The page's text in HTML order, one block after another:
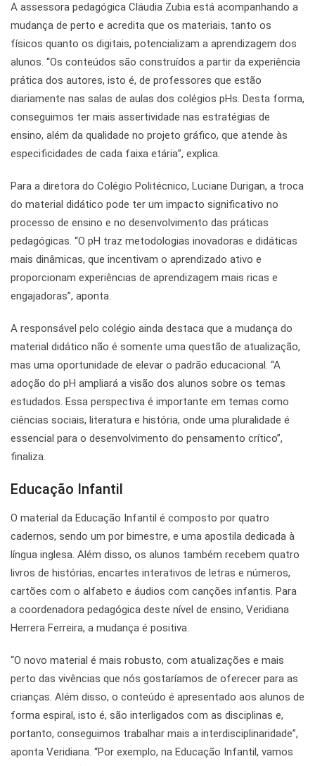
A assessora pedagógica Cláudia Zubia está acompanhando a
mudança de perto e acredita que os materiais, tanto os
físicos quanto os digitais, potencializam a aprendizagem dos
alunos. “Os conteúdos são construídos a partir da experiência
prática dos autores, isto é, de professores que estão
diariamente nas salas de aulas dos colégios pHs. Desta forma,
conseguimos ter mais assertividade nas estratégias de
ensino, além da qualidade no projeto gráfico, que atende às
especificidades de cada faixa etária”, explica.
Para a diretora do Colégio Politécnico, Luciane Durigan, a troca
do material didático pode ter um impacto significativo no
processo de ensino e no desenvolvimento das práticas
pedagógicas. “O pH traz metodologias inovadoras e didáticas
mais dinâmicas, que incentivam o aprendizado ativo e
proporcionam experiências de aprendizagem mais ricas e
engajadoras”, aponta.
A responsável pelo colégio ainda destaca que a mudança do
material didático não é somente uma questão de atualização,
mas uma oportunidade de elevar o padrão educacional. “A
adoção do pH ampliará a visão dos alunos sobre os temas
estudados. Essa perspectiva é importante em temas como
ciências sociais, literatura e história, onde uma pluralidade é
essencial para o desenvolvimento do pensamento crítico”,
finaliza.
Educação Infantil
O material da Educação Infantil é composto por quatro
cadernos, sendo um por bimestre, e uma apostila dedicada à
língua inglesa. Além disso, os alunos também recebem quatro
livros de histórias, encartes interativos de letras e números,
cartões com o alfabeto e áudios com canções infantis. Para
a coordenadora pedagógica deste nível de ensino, Veridiana
Herrera Ferreira, a mudança é positiva.
“O novo material é mais robusto, com atualizações e mais
perto das vivências que nós gostaríamos de oferecer para as
crianças. Além disso, o conteúdo é apresentado aos alunos de
forma espiral, isto é, são interligados com as disciplinas e,
portanto, conseguimos trabalhar mais a interdisciplinaridade”,
aponta Veridiana. “Por exemplo, na Educação Infantil, vamos